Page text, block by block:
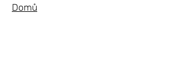
Domů